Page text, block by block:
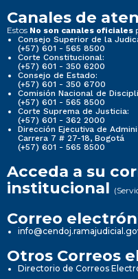
Canales de
Estos No son canales oficiales
Consejo Superior de la
(+57) 601 - 565 8500
Corte Constitucional:
(+57) 601 - 350 6200
Consejo de Estado:
(+57) 601 - 350 6700
Comisión Nacional de
(+57) 601 - 565 8500
Corte Suprema de Justicia:
(+57) 601 - 362 2000
Dirección Ejecutiva de
Carrera 7 # 27-18, Bogotá
(+57) 601 - 565 8500
Acceda a su
institucional
Correo
Otros Correos
Directorio de Correos